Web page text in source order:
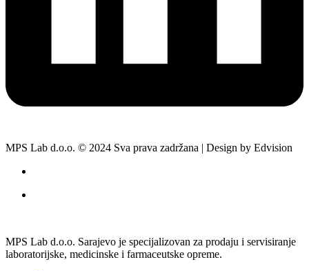
MPS Lab d.o.o. © 2024 Sva prava zadržana | Design by Edvision
MPS Lab d.o.o. Sarajevo je specijalizovan za prodaju i servisiranje
laboratorijske, medicinske i farmaceutske opreme.